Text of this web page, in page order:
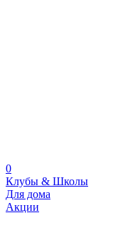
0
Клубы & Школы
Для дома
Акции